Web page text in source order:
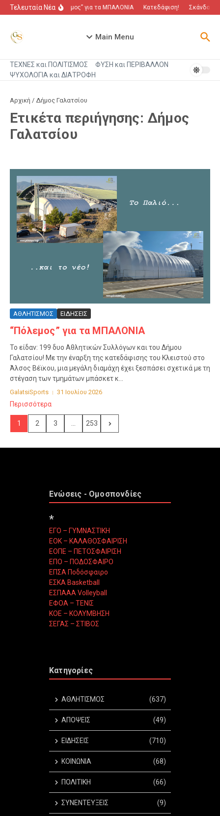
Μετάβαση στο περιεχόμενο
Τελευταία Νέα“Πόλεμος” για τα ΜΠΑΛΟΝΙΑ Κατεδάφιση! Σκάνδαλο
Main Menu
ΤΕΧΝΕΣ και ΠΟΛΙΤΙΣΜΟΣ
ΦΥΣΗ και ΠΕΡΙΒΑΛΛΟΝ
ΨΥΧΟΛΟΓΙΑ και ΔΙΑΤΡΟΦΗ
Αρχική / Δήμος Γαλατσίου
Ετικέτα περιήγησης: Δήμος
Γαλατσίου
ΑΘΛΗΤΙΣΜΟΣ ΕΙΔΗΣΕΙΣ
“Πόλεμος” για τα ΜΠΑΛΟΝΙΑ
Το είδαν: 199 δυο Αθλητικών Συλλόγων και του Δήμου
Γαλατσίου! Με την έναρξη της κατεδάφισης του Κλειστού στο
Άλσος Βέϊκου, μια μεγάλη διαμάχη έχει ξεσπάσει σχετικά με τη
στέγαση των τμημάτων μπάσκετ κ...
GalatsiSports 31 Ιουλίου 2026
Περισσότερα
1 2 3 ... 253
Ενώσεις - Ομοσπονδίες
*
ΕΓΟ – ΓΥΜΝΑΣΤΙΚΗ
ΕΟΚ – ΚΑΛΑΘΟΣΦΑΙΡΙΣΗ
ΕΟΠΕ – ΠΕΤΟΣΦΑΙΡΙΣΗ
ΕΠΟ – ΠΟΔΟΣΦΑΙΡΟ
ΕΠΣΑ Ποδόσφαιρο
ΕΣΚΑ Basketball
ΕΣΠΑΑΑ Volleyball
ΕΦΟΑ – ΤΕΝΙΣ
ΚΟΕ – ΚΟΛΥΜΒΗΣΗ
ΣΕΓΑΣ – ΣΤΙΒΟΣ
Κατηγορίες
ΑΘΛΗΤΙΣΜΟΣ (637)
ΑΠΟΨΕΙΣ (49)
ΕΙΔΗΣΕΙΣ (710)
ΚΟΙΝΩΝΙΑ (68)
ΠΟΛΙΤΙΚΗ (66)
ΣΥΝΕΝΤΕΥΞΕΙΣ (9)